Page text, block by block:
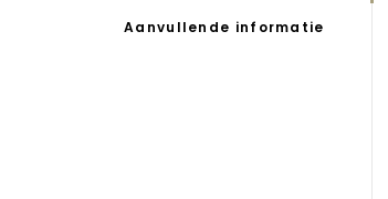
Aanvullende informatie